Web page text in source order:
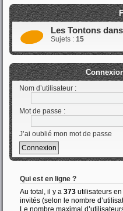
Les Tontons
Sujets : 15
Nom d’utilisateur :
Mot de passe :
J’ai oublié mon mot de passe
Qui est en ligne ?
Au total, il y a 373 utilisateurs
invités (selon le nombre
Le nombre maximal